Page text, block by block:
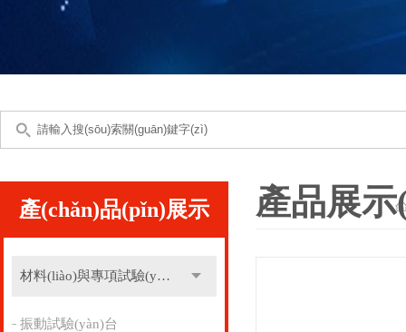
產(chǎn)品(pǐn)展示
(shì) 材料(liào)與專項試驗(yàn)設(shè)備
振動試驗(yàn)台
產品展示